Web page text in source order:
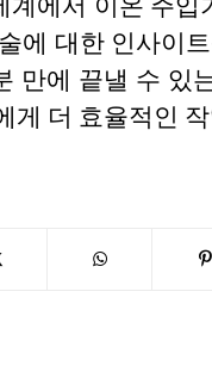
계에서 이온 주
에 대한 인사이
만에 끝낼 수 있
게 더 효율적인